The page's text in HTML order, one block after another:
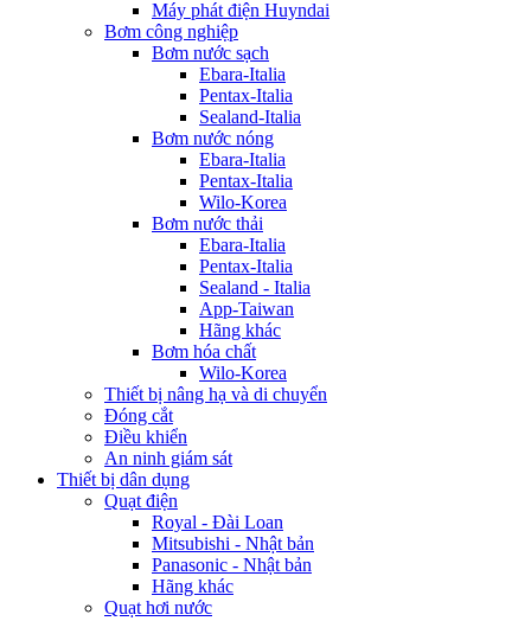
Máy phát điện Huyndai
Bơm công nghiệp
Bơm nước sạch
Ebara-Italia
Pentax-Italia
Sealand-Italia
Bơm nước nóng
Ebara-Italia
Pentax-Italia
Wilo-Korea
Bơm nước thải
Ebara-Italia
Pentax-Italia
Sealand - Italia
App-Taiwan
Hãng khác
Bơm hóa chất
Wilo-Korea
Thiết bị nâng hạ và di chuyển
Đóng cắt
Điều khiển
An ninh giám sát
Thiết bị dân dụng
Quạt điện
Royal - Đài Loan
Mitsubishi - Nhật bản
Panasonic - Nhật bản
Hãng khác
Quạt hơi nước